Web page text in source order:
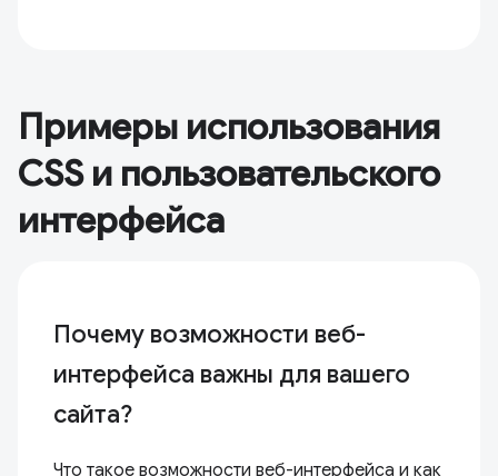
Примеры использования
CSS и пользовательского
интерфейса
Почему возможности веб-
интерфейса важны для вашего
сайта?
Что такое возможности веб-интерфейса и как